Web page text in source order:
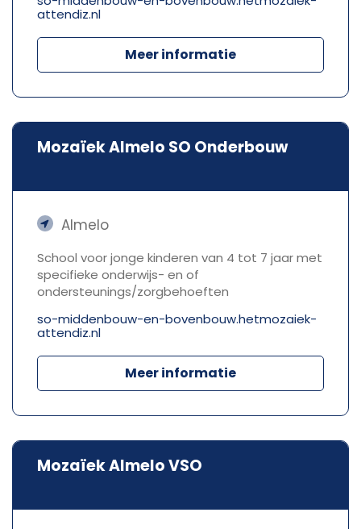
attendiz.nl
Meer informatie
Mozaïek Almelo SO Onderbouw
Almelo
School voor jonge kinderen van 4 tot 7 jaar met
specifieke onderwijs- en of
ondersteunings/zorgbehoeften
so-middenbouw-en-bovenbouw.hetmozaiek-
attendiz.nl
Meer informatie
Mozaïek Almelo VSO